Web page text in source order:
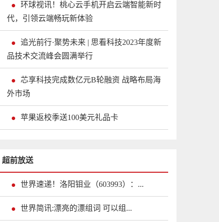
环球视讯！桃心云手机开启云端智能新时
代，引领云端畅玩新体验
追光前行·聚势未来 | 思看科技2023年度新
品技术交流峰会圆满举行
芯享科技完成数亿元B轮融资 战略布局海
外市场
苹果返校季送100美元礼品卡
超前放送
世界速递！洛阳钼业（603993）：...
世界简讯:漂亮的漂组词 可以组...